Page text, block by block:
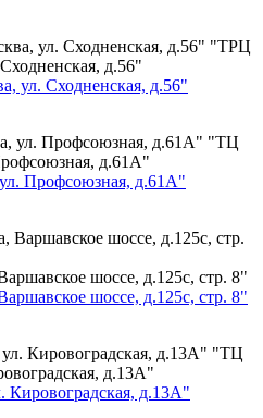
"ТРЦ
д.56"
ул. Сходненская, д.56"
"ТЦ
д.61А"
Профсоюзная, д.61А"
шоссе, д.125с, стр. 8"
шоссе, д.125с, стр. 8"
"ТЦ
д.13А"
Кировоградская, д.13А"